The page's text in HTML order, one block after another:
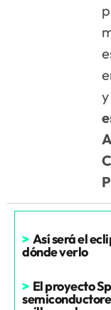
> Así será el
dónde verlo
> El proyecto